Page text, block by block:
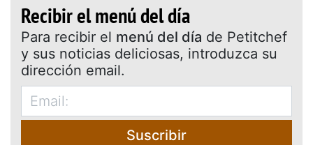
Recibir el menú del día
Para recibir el menú del día de Petitchef
y sus noticias deliciosas, introduzca su
dirección email.
Suscribir